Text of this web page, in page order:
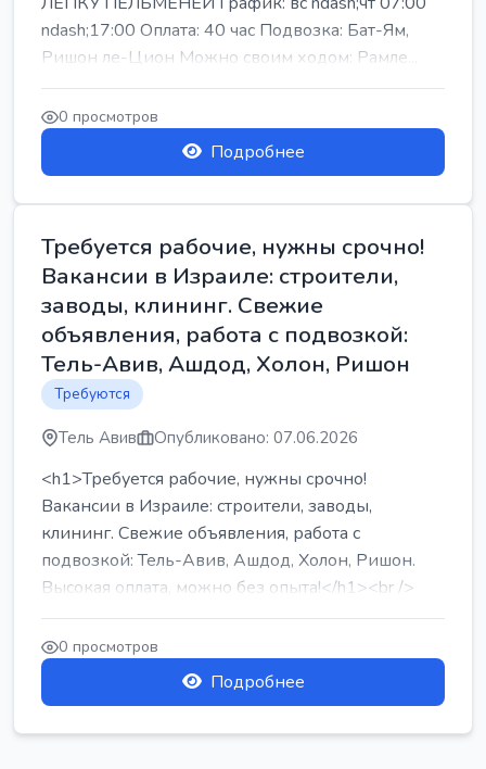
ndash;17:00 Оплата: 40 час Подвозка: Бат-Ям,
Ришон ле-Цион Можно своим ходом: Рамле...
0 просмотров
Подробнее
Требуется рабочие, нужны срочно!
Вакансии в Израиле: строители,
заводы, клининг. Свежие
объявления, работа с подвозкой:
Тель-Авив, Ашдод, Холон, Ришон
Требуются
Тель Авив Опубликовано: 07.06.2026
<h1>Требуется рабочие, нужны срочно!
Вакансии в Израиле: строители, заводы,
клининг. Свежие объявления, работа с
подвозкой: Тель-Авив, Ашдод, Холон, Ришон.
Высокая оплата, можно без опыта!</h1><br />
...
0 просмотров
Подробнее